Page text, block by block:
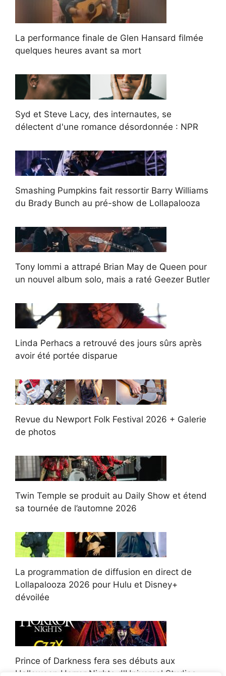
La performance finale de Glen Hansard filmée
quelques heures avant sa mort
Syd et Steve Lacy, des internautes, se
délectent d'une romance désordonnée : NPR
Smashing Pumpkins fait ressortir Barry Williams
du Brady Bunch au pré-show de Lollapalooza
Tony Iommi a attrapé Brian May de Queen pour
un nouvel album solo, mais a raté Geezer Butler
Linda Perhacs a retrouvé des jours sûrs après
avoir été portée disparue
Revue du Newport Folk Festival 2026 + Galerie
de photos
Twin Temple se produit au Daily Show et étend
sa tournée de l’automne 2026
La programmation de diffusion en direct de
Lollapalooza 2026 pour Hulu et Disney+
dévoilée
Prince of Darkness fera ses débuts aux
Halloween Horror Nights d'Universal Studios